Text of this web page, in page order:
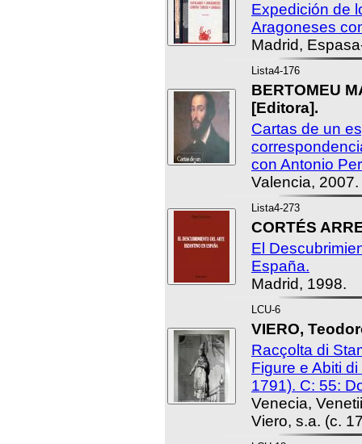
Expedición de
Aragoneses
Madrid,
Lista4-176
BERTOMEU
[Editora].
Cartas de un
con Antonio
Valencia, 2007.
Lista4-273
CORTÉS
El
España.
Madrid, 1998.
LCU-6
VIERO,
Racçolta di
Figure e Abiti
1791). C: 55:
Venecia,
Viero, s.a. (c.